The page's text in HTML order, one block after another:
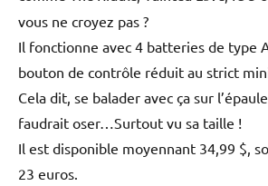
vous ne croyez pas ?
Il fonctionne avec 4 batteries de type
bouton de contrôle réduit au strict
Cela dit, se balader avec ça sur
faudrait oser…Surtout vu sa taille !
Il est disponible moyennant 34,99 $,
23 euros.